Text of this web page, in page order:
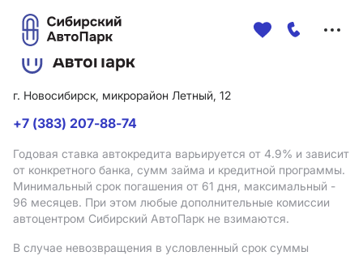
г. Новосибирск, микрорайон Летный, 12
+7 (383) 207-88-74
Годовая ставка автокредита варьируется от 4.9% и зависит
от конкретного банка, сумм займа и кредитной программы.
Минимальный срок погашения от 61 дня, максимальный -
96 месяцев. При этом любые дополнительные комиссии
автоцентром Сибирский АвтоПарк не взимаются.
В случае невозвращения в условленный срок суммы